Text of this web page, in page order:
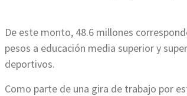
De este monto, 48.6 millones
pesos a educación media superior y
deportivos.
Como parte de una gira de trabajo por